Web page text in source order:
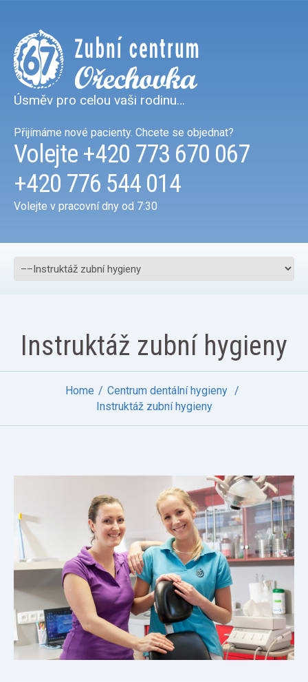
Úsměv pro celou vaši rodinu…
Přijímáme nové pacienty. Chcete se objednat?
Volejte +420 773 670 067
+420 776 544 014
Volejte v pracovní dny od 7:30
Instruktáž zubní hygieny
Home
Centrum dentální hygieny
Instruktáž zubní hygieny